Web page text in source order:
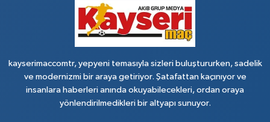
kayserimaccomtr, yepyeni temasıyla sizleri buluştururken, sadelik
ve modernizmi bir araya getiriyor. Şatafattan kaçınıyor ve
insanlara haberleri anında okuyabilecekleri, ordan oraya
yönlendirilmedikleri bir altyapı sunuyor.